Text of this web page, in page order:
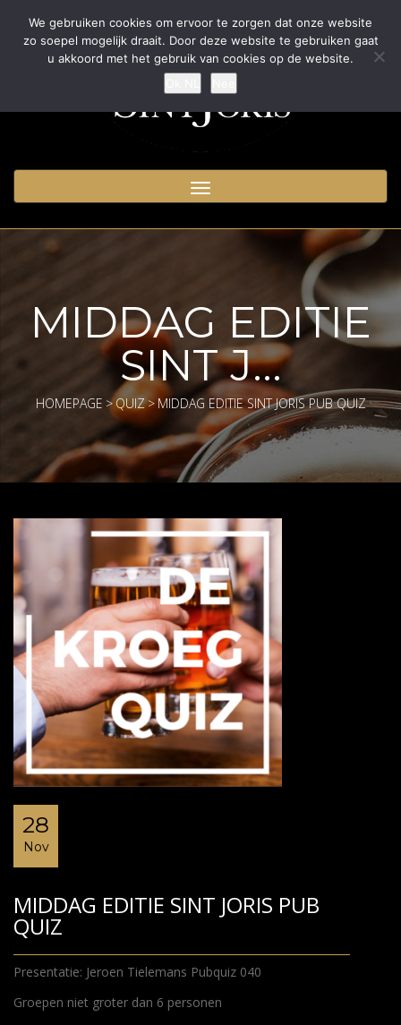
Toggle
navigation
MIDDAG EDITIE
SINT J...
HOMEPAGE >QUIZ>MIDDAG EDITIE SINT JORIS PUB QUIZ
28
Nov
MIDDAG EDITIE SINT JORIS PUB
QUIZ
Presentatie: Jeroen Tielemans Pubquiz 040
Groepen niet groter dan 6 personen
We gebruiken cookies om ervoor te zorgen dat onze website
zo soepel mogelijk draait. Door deze website te gebruiken gaat
u akkoord met het gebruik van cookies op de website.